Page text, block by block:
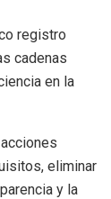
registro
cadenas
en la
eliminar
y la